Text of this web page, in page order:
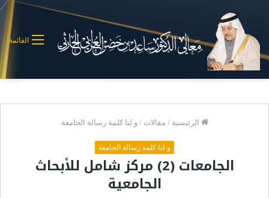
القائمة
الرئيسية / مقالات / و لنا كلمة رسالة الجامعة
و لنا كلمة رسالة الجامعة
الجامعات (2) مركز شامل للأبحاث
الجامعية